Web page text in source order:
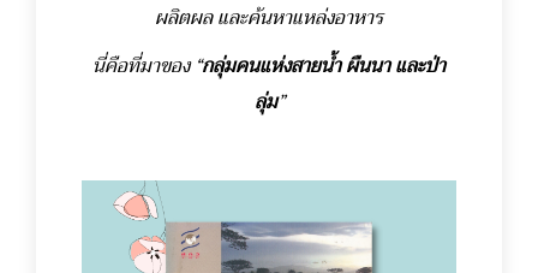
ผลิตผล และค้นหาแหล่งอาหาร
นี่คือที่มาของ “กลุ่มคนแห่งสายน้ำ ผืนนา และป่า
ลุ่ม”